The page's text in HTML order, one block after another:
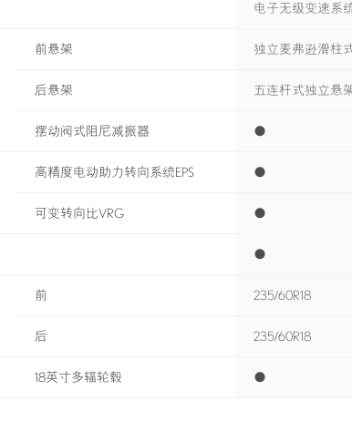
雷克萨斯顾客常见问
电子无级变速系
前悬架 独立麦弗逊滑柱
后悬架 五连杆式独立悬
摆动阀式阻尼减振器 ●
高精度电动助力转向系统EPS ●
可变转向比VRG ●
●
前 235/60R18
后 235/60R18
18英寸多辐轮毂 ●